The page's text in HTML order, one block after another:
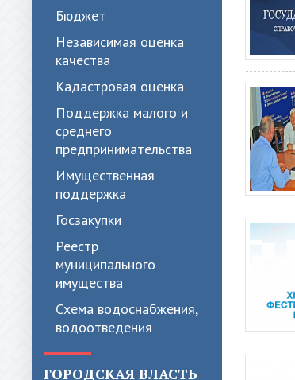
Бюджет
Независимая оценка
качества
Кадастровая оценка
Поддержка малого и
среднего
предпринимательства
Имущественная
поддержка
Госзакупки
Реестр
муниципального
имущества
Схема водоснабжения,
водоотведения
ГОРОДСКАЯ ВЛАСТЬ